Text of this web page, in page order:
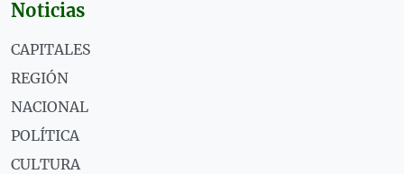
Noticias
CAPITALES
REGIÓN
NACIONAL
POLÍTICA
CULTURA